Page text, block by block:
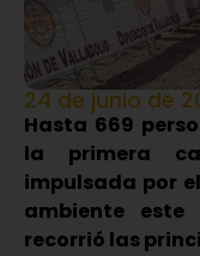
24 de junio de
Hasta 669
la primera
impulsada por
ambiente
recorrió las